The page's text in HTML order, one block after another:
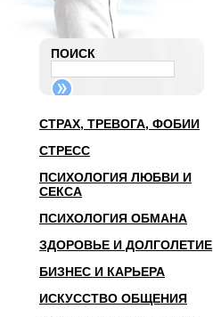
ПОИСК
СТРАХ, ТРЕВОГА, ФОБИИ
СТРЕСС
ПСИХОЛОГИЯ ЛЮБВИ И
СЕКСА
ПСИХОЛОГИЯ ОБМАНА
ЗДОРОВЬЕ И ДОЛГОЛЕТИЕ
БИЗНЕС И КАРЬЕРА
ИСКУССТВО ОБЩЕНИЯ